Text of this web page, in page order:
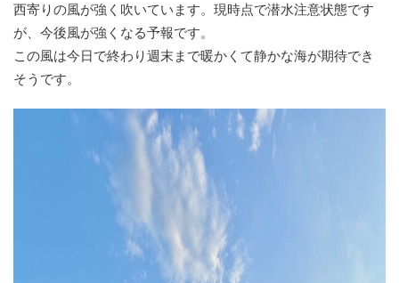
西寄りの風が強く吹いています。現時点で潜水注意状態です
が、今後風が強くなる予報です。
この風は今日で終わり週末まで暖かくて静かな海が期待でき
そうです。